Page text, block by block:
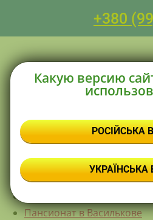
+380
Все страницы
Пансионат в Белой Церкви
Пансионат в Броварах
Пансионат в Борисполе
Пансионат в Фастове
Пансионат в Василькове
Какую версию
РОСІЙСЬКА
УКРАЇНСЬКА